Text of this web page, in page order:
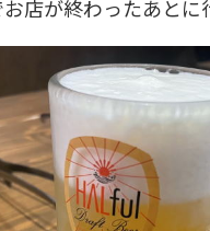
店が終わったあとに